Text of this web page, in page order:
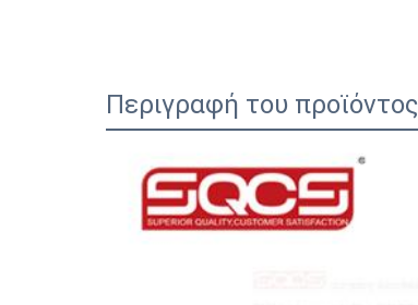
Περιγραφή του προϊόντος